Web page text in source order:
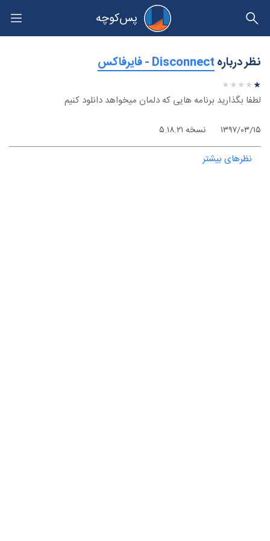
پس‌کوچه
حریم خصوصی
نظر درباره‫Disconnect - فایرفاکس
★★★★★
★
★
★
★
★
لطفا بگذارید برنامه هایی که دلمان میخواهد دانلود کنیم
۱۳۹۷/۰۳/۱۵ نسخه ۵.۱۸.۲۱
نظرهای بیشتر